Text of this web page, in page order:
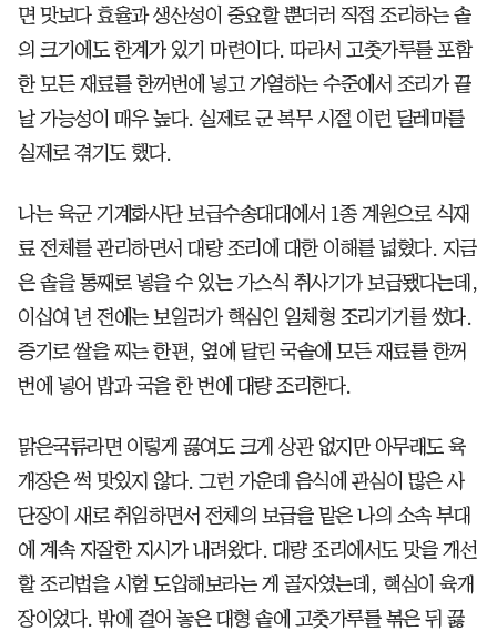
면 맛보다 효율과 생산성이 중요할 뿐더러 직접 조리하는 솥
의 크기에도 한계가 있기 마련이다. 따라서 고춧가루를 포함
한 모든 재료를 한꺼번에 넣고 가열하는 수준에서 조리가 끝
날 가능성이 매우 높다. 실제로 군 복무 시절 이런 딜레마를
실제로 겪기도 했다.
나는 육군 기계화사단 보급수송대대에서 1종 계원으로 식재
료 전체를 관리하면서 대량 조리에 대한 이해를 넓혔다. 지금
은 솥을 통째로 넣을 수 있는 가스식 취사기가 보급됐다는데,
이십여 년 전에는 보일러가 핵심인 일체형 조리기기를 썼다.
증기로 쌀을 찌는 한편, 옆에 달린 국솥에 모든 재료를 한꺼
번에 넣어 밥과 국을 한 번에 대량 조리한다.
맑은국류라면 이렇게 끓여도 크게 상관 없지만 아무래도 육
개장은 썩 맛있지 않다. 그런 가운데 음식에 관심이 많은 사
단장이 새로 취임하면서 전체의 보급을 맡은 나의 소속 부대
에 계속 자잘한 지시가 내려왔다. 대량 조리에서도 맛을 개선
할 조리법을 시험 도입해보라는 게 골자였는데, 핵심이 육개
장이었다. 밖에 걸어 놓은 대형 솥에 고춧가루를 볶은 뒤 끓